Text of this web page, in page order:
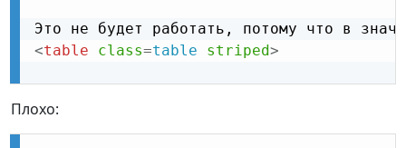
<table class=table striped>
Плохо: